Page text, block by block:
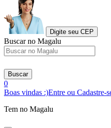
Digite seu CEP
Buscar no Magalu
Buscar
0
Boas vindas :)Entre ou Cadastre-
Tem no Magalu